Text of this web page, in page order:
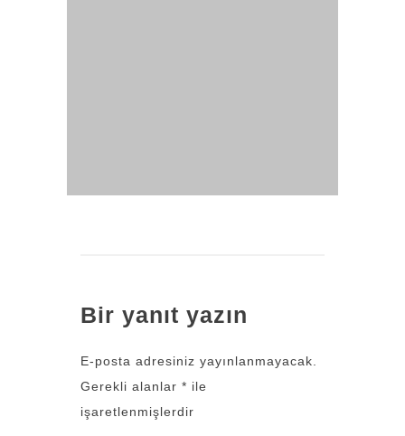
Bir yanıt yazın
E-posta adresiniz yayınlanmayacak.
Gerekli alanlar * ile
işaretlenmişlerdir